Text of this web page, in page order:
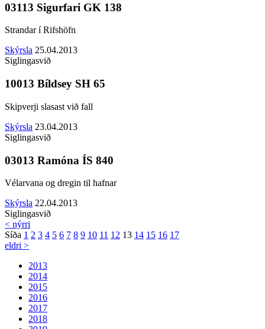
03113 Sigurfari GK 138
Strandar í Rifshöfn
Skýrsla 25.04.2013
Siglingasvið
10013 Bíldsey SH 65
Skipverji slasast við fall
Skýrsla 23.04.2013
Siglingasvið
03013 Ramóna ÍS 840
Vélarvana og dregin til hafnar
Skýrsla 22.04.2013
Siglingasvið
< nýrri
Síða 1 2 3 4 5 6 7 8 9 10 11 12 13 14 15 16 17
eldri >
2013
2014
2015
2016
2017
2018